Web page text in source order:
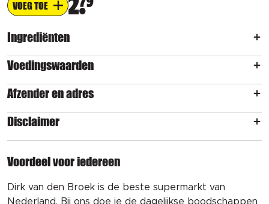
VOEG TOE 2
Ingrediënten
Voedingswaarden
Afzender en adres
Disclaimer
Voordeel voor iedereen
Dirk van den Broek is de beste supermarkt van
Nederland. Bij ons doe je de dagelijkse boodschappen